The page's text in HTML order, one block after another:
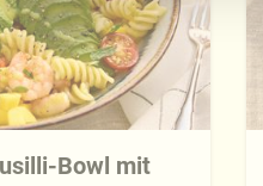
Bowl mit